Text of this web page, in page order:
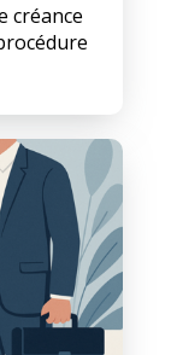
créance